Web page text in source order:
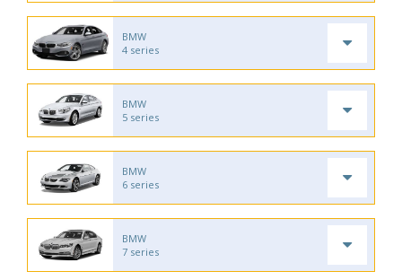
BMW
4 series
BMW
5 series
BMW
6 series
BMW
7 series